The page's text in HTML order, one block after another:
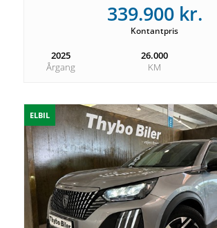
339.900 kr.
Kontantpris
2025
Årgang
26.000
KM
ELBIL